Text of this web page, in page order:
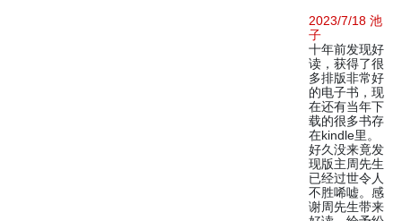
2023/7/18 池
子
十年前发现好
读，获得了很
多排版非常好
的电子书，现
在还有当年下
载的很多书存
在kindle里。
好久没来竟发
现版主周先生
已经过世令人
不胜唏嘘。感
谢周先生带来